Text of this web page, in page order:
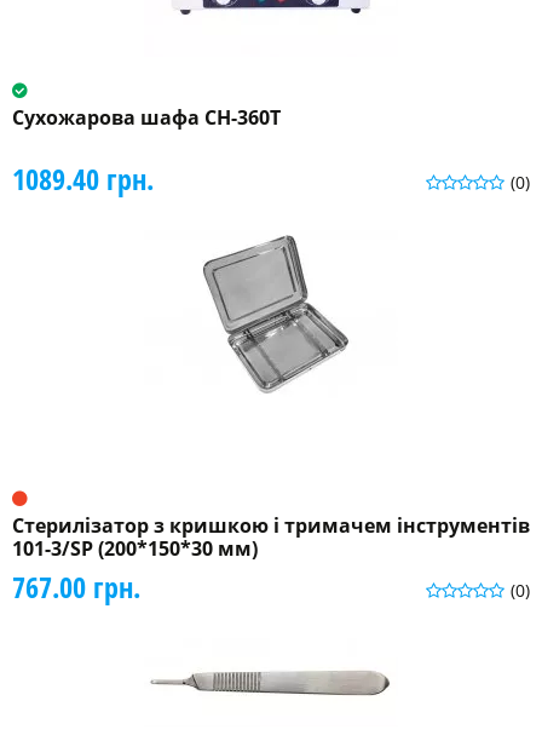
Сухожарова шафа СН-360Т
(0)
1089.40 грн.
Стерилізатор з кришкою і тримачем інструментів
101-3/SP (200*150*30 мм)
(0)
767.00 грн.